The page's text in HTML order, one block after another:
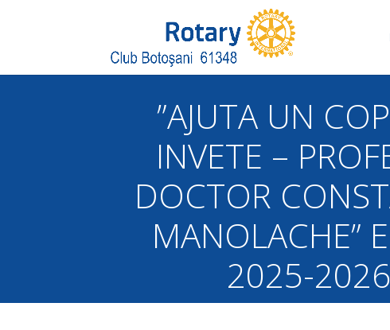
”AJUTA UN
INVETE –
DOCTOR
MANOLACHE”
2025-2026